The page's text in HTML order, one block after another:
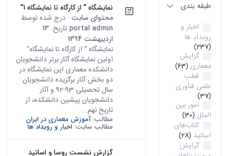
طبقه بندی
اخبار و
رویداد ها
(237)
گرایش
معماری (63)
قطب
علمی فناوری
(37)
امور بین
الملل (30)
کتاب‌های
اساتید (28)
گرایش
نمایشگاه " از کارگاه تا نمایشگاه 1"
محتوای سایت · درج شده توسط
portal admin تاریخ:13
اردیبهشت 1394
نمایشگاه " از کارگاه تا نمایشگاه"
اولین نمایشگاه آثار برتر دانشجویان
دانشکده معماری این نمایشگاه در
دو بخش آثار برگزیده دانشجویان
سال تحصیلی 93-92 و آثار
دانشجویان پیشین دانشکده، از
تاریخ نهم...
مطالب:آموزش معماری در ایران
مطالب سایت: اخبار و رویداد ها
گزارش نشست روسا و اساتید